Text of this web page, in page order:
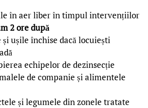
în aer liber în timpul intervențiilor
2 ore după
ușile închise dacă locuiești
echipelor de dezinsecție
de companie și alimentele
și legumele din zonele tratate